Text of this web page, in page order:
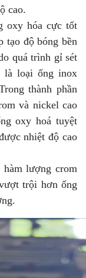
cao.
oxy hóa cực tốt
tạo độ bóng bền
quá trình gỉ sét
là loại ống inox
thành phần
và nickel cao
oxy hoá tuyệt
nhiệt độ cao
lượng crom
trội hơn ống